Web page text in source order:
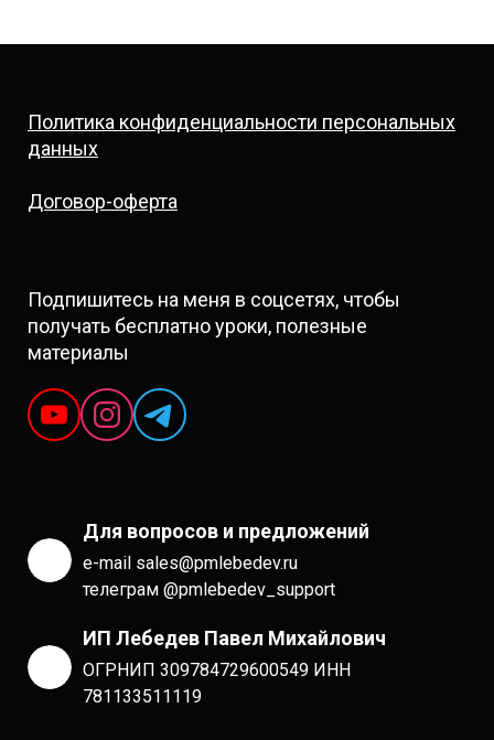
Политика конфиденциальности персональных
данных
Договор-оферта
Подпишитесь на меня в соцсетях, чтобы
получать бесплатно уроки, полезные
материалы
Для вопросов и предложений
e-mail sales@pmlebedev.ru
телеграм @pmlebedev_support
ИП Лебедев Павел Михайлович
ОГРНИП 309784729600549 ИНН
781133511119